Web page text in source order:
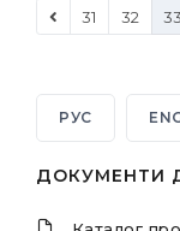
31 32 33
РУС
ДОКУМЕНТИ